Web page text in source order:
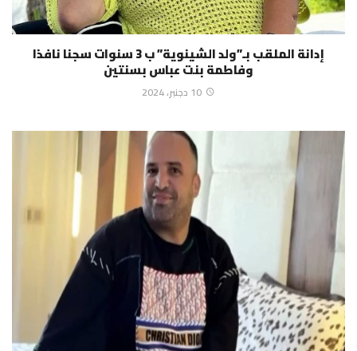
إدانة الملقب بـ”ولد الشينوية” ب 3 سنوات سجنا نافذا
وفاطمة بنت عباس بسنتين
10 دجنبر، 2024